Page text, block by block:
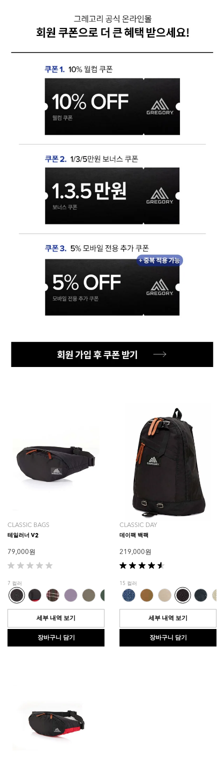
CLASSIC BAGS
테일러너 V2
79,000 원
별
5
개
중
0.0
입
다.
7 컬러
세부 내역 보기
장바구니 담기
CLASSIC DAY
데이팩 백팩
219,000 원
별
5
개
중
4.6
입
다.
15 컬러
세부 내역 보기
장바구니 담기